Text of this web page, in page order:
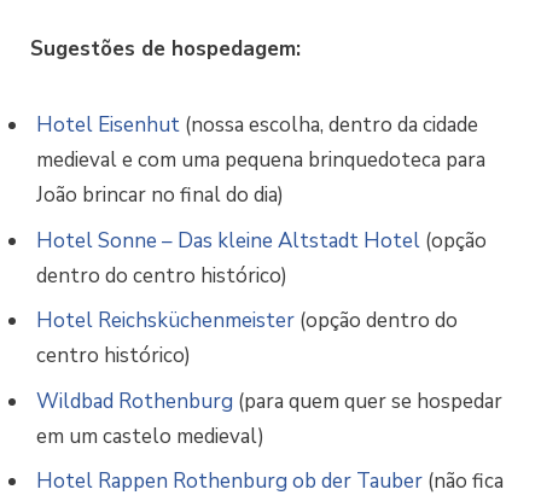
Sugestões de hospedagem:
Hotel Eisenhut (nossa escolha, dentro da cidade
medieval e com uma pequena brinquedoteca para
João brincar no final do dia)
Hotel Sonne – Das kleine Altstadt Hotel (opção
dentro do centro histórico)
Hotel Reichsküchenmeister (opção dentro do
centro histórico)
Wildbad Rothenburg (para quem quer se hospedar
em um castelo medieval)
Hotel Rappen Rothenburg ob der Tauber (não fica